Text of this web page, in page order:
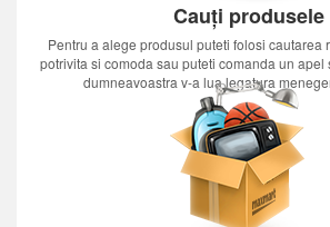
Cauți produsele
Pentru a alege produsul puteti folosi cautarea
potrivita si comoda sau puteti comanda un apel
dumneavoastra v-a lua legatura